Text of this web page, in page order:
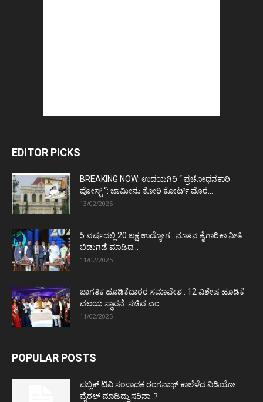
EDITOR PICKS
BREAKING NOW: ಉದಯಗಿರಿ “ ಪ್ರಚೋಧನಕಾರಿ
ಪೋಸ್ಟ್‌ “: ಜಾಮೀನು ಕೋರಿ ಕೋರ್ಟ್‌ ಮೊರೆ...
13/02/2025
5 ವರ್ಷದಲ್ಲಿ 20 ಲಕ್ಷ ಉದ್ಯೋಗ : ನೂತನ ಕೈಗಾರಿಕಾ ನೀತಿ
ಬಿಡುಗಡೆ ಮಾಡಿದ...
11/02/2025
ಜಾಗತಿಕ ಹೂಡಿಕೆದಾರರ ಸಮಾವೇಶ : 12 ವಿಶೇಷ ಹೂಡಿಕೆ
ವಲಯ ಸ್ಥಾಪನೆ: ಸಚಿವ ಎಂ...
11/02/2025
POPULAR POSTS
ಪಬ್ಲಿಕ್ ಟಿವಿ ಸಂಪಾದಕ ರಂಗನಾಥ್ ಕಾಲೆಳೆದ ವಿಡಿಯೋ
ವೈರಲ್ ಮಾಡಿದ್ದು ಸರಿನಾ..?